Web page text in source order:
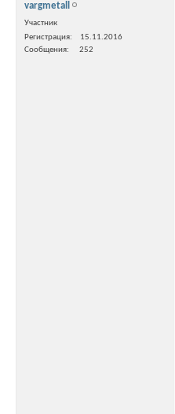
vargmetall
Участник
Регистрация
15.11.2016
Сообщения
252